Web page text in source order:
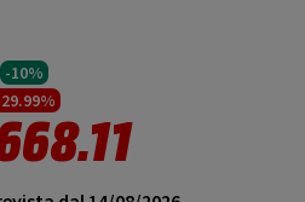
-10%
da